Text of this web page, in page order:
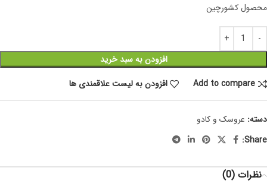
محصول کشورچین
افزودن به سبد خرید
Add to compare
افزودن به لیست علاقمندی ها
دسته: عروسک و کادو
Share:
نظرات (0)